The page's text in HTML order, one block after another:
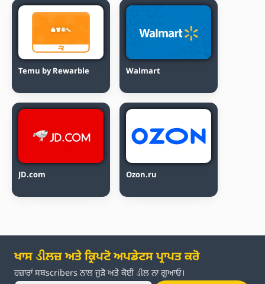
Temu by Rewarble Walmart
JD.com Ozon.ru
ਖਾਸ ડીਲਜ਼ ਅਤੇ ਕ੍ਰਿਪਟੋ ਅਪਡੇਟਸ ਪ੍ਰਾਪਤ ਕਰੋ
ਹਜ਼ਾਰਾਂ ਸਬscribers ਨਾਲ ਜੁੜੋ ਅਤੇ ਕੋਈ ડીਲ ਨਾ ਗੁਆਓ।